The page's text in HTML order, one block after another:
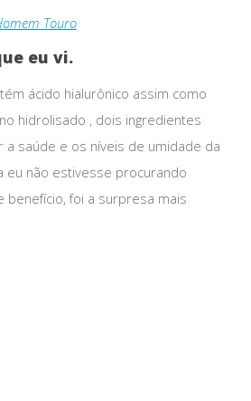
Touro
eu vi.
ácido hialurônico assim como
hidrolisado , dois ingredientes
a saúde e os níveis de umidade da
eu não estivesse procurando
benefício, foi a surpresa mais